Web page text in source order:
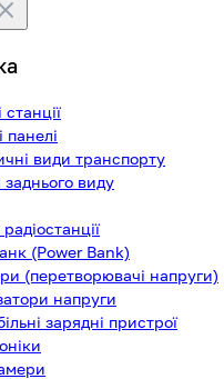
панелі
види транспорту
виду
радіостанції
(Power Bank)
(перетворювачі напруги)
напруги
зарядні пристрої